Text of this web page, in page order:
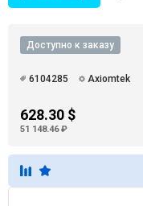
Доступно к заказу
6104285 Axiomtek
628.30 $
51 148.46 ₽